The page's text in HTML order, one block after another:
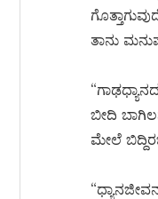
ತಾನು
ಬೀದಿ
ಮೇಲೆ